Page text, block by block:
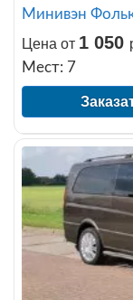
Минивэн
Цена от 1 050
Мест: 7